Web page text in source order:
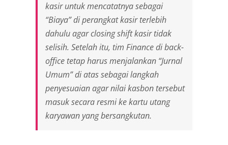
kasir untuk mencatatnya sebagai
“Biaya” di perangkat kasir terlebih
dahulu agarclosing shiftkasir tidak
selisih. Setelah itu, tim Financediback-
office tetap harus menjalankan “Jurnal
Umum” di atas sebagai langkah
penyesuaian agar nilai kasbon tersebut
masuk secara resmi ke kartu utang
karyawan yang bersangkutan.